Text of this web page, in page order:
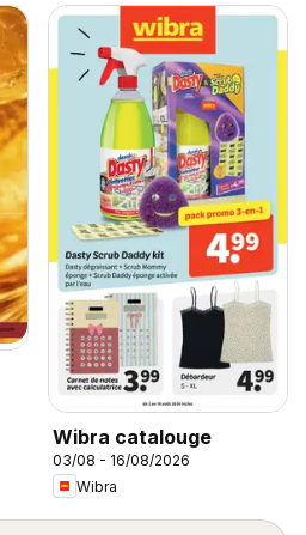
Wibra catalouge
03/08 - 16/08/2026
Wibra